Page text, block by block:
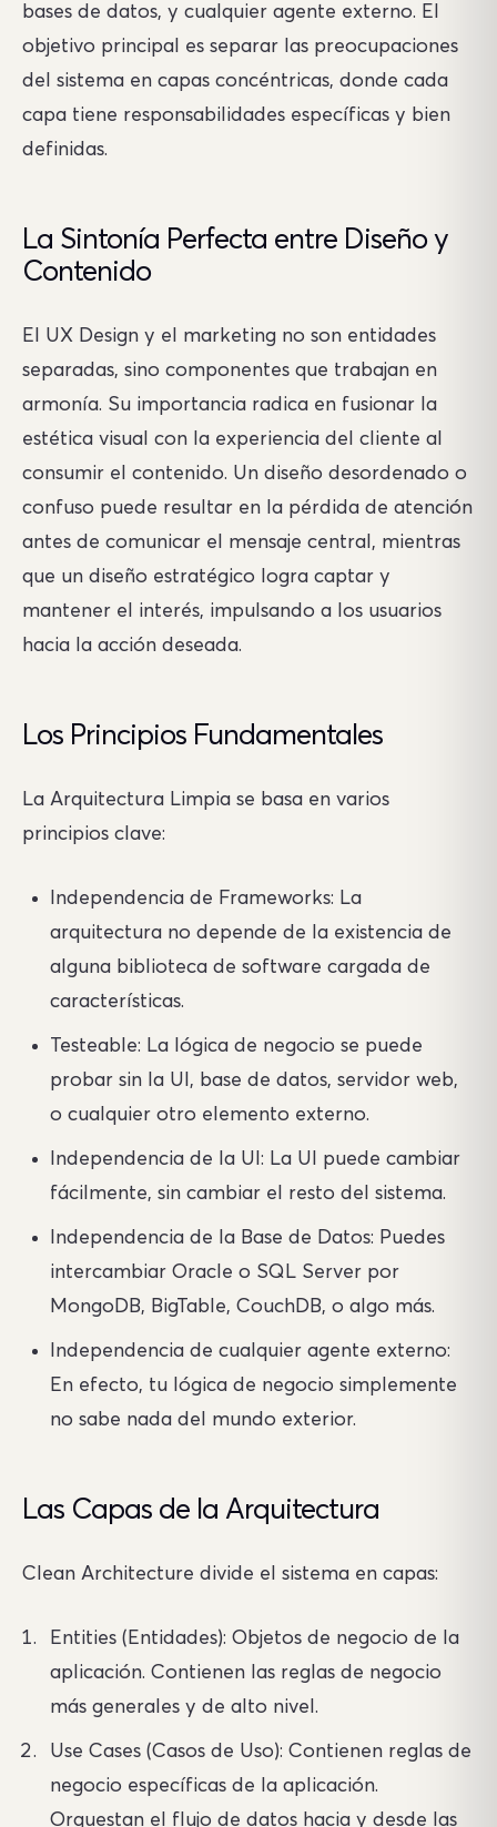
bases de datos, y cualquier agente externo. El
objetivo principal es separar las preocupaciones
del sistema en capas concéntricas, donde cada
capa tiene responsabilidades específicas y bien
definidas.
La Sintonía Perfecta entre Diseño y
Contenido
El UX Design y el marketing no son entidades
separadas, sino componentes que trabajan en
armonía. Su importancia radica en fusionar la
estética visual con la experiencia del cliente al
consumir el contenido. Un diseño desordenado o
confuso puede resultar en la pérdida de atención
antes de comunicar el mensaje central, mientras
que un diseño estratégico logra captar y
mantener el interés, impulsando a los usuarios
hacia la acción deseada.
Los Principios Fundamentales
La Arquitectura Limpia se basa en varios
principios clave:
Independencia de Frameworks: La
arquitectura no depende de la existencia de
alguna biblioteca de software cargada de
características.
Testeable: La lógica de negocio se puede
probar sin la UI, base de datos, servidor web,
o cualquier otro elemento externo.
Independencia de la UI: La UI puede cambiar
fácilmente, sin cambiar el resto del sistema.
Independencia de la Base de Datos: Puedes
intercambiar Oracle o SQL Server por
MongoDB, BigTable, CouchDB, o algo más.
Independencia de cualquier agente externo:
En efecto, tu lógica de negocio simplemente
no sabe nada del mundo exterior.
Las Capas de la Arquitectura
Clean Architecture divide el sistema en capas:
Entities (Entidades): Objetos de negocio de la
aplicación. Contienen las reglas de negocio
más generales y de alto nivel.
Use Cases (Casos de Uso): Contienen reglas de
negocio específicas de la aplicación.
Orquestan el flujo de datos hacia y desde las